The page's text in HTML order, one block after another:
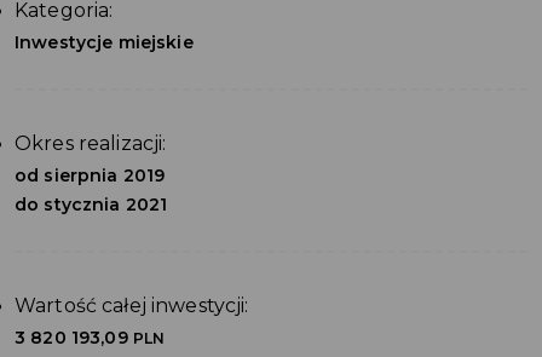
Kategoria:
Inwestycje miejskie
Okres realizacji:
od sierpnia 2019
do stycznia 2021
Wartość całej inwestycji:
3 820 193,09 PLN